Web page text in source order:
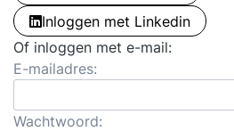
Inloggen met Linkedin
Of inloggen met e-mail:
E-mailadres:
Wachtwoord: